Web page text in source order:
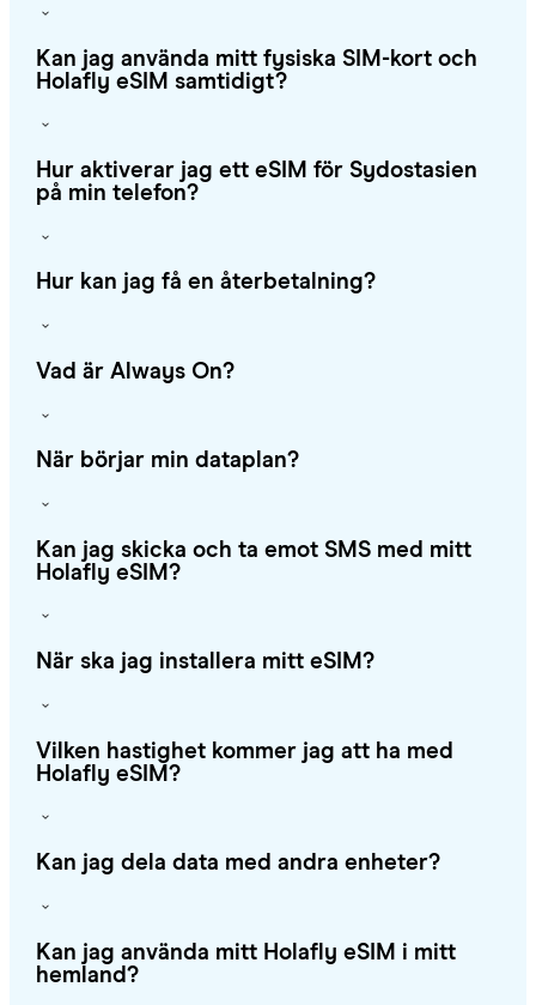
Kan jag använda mitt fysiska SIM-kort och
Holafly eSIM samtidigt?
Hur aktiverar jag ett eSIM för Sydostasien
på min telefon?
Hur kan jag få en återbetalning?
Vad är Always On?
När börjar min dataplan?
Kan jag skicka och ta emot SMS med mitt
Holafly eSIM?
När ska jag installera mitt eSIM?
Vilken hastighet kommer jag att ha med
Holafly eSIM?
Kan jag dela data med andra enheter?
Kan jag använda mitt Holafly eSIM i mitt
hemland?